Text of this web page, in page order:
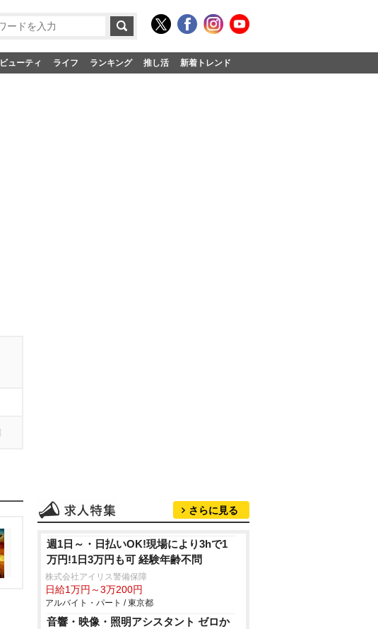
ビューティ ライフ ランキング 推し活 新着トレンド
さらに見る
週1日～・日払いOK!現場により3hで1
万円!1日3万円も可 経験年齢不問
株式会社アイリス警備保障
日給1万円～3万200円
アルバイト・パート / 東京都
音響・映像・照明アシスタント ゼロか